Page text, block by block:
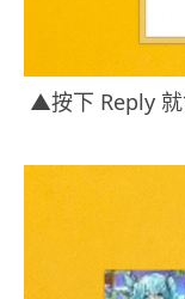
▲按下 Reply 就